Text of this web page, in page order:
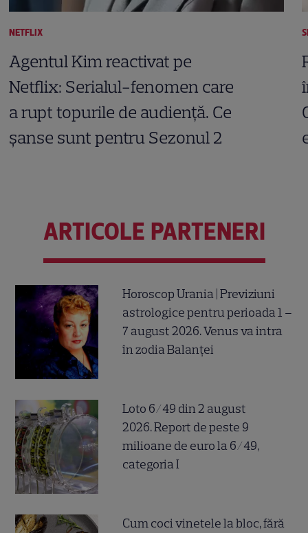
NETFLIX
Agentul Kim reactivat pe
Netflix: Serialul-fenomen care
a rupt topurile de audiență. Ce
șanse sunt pentru Sezonul 2
ARTICOLE PARTENERI
Horoscop Urania | Previziuni
astrologice pentru perioada 1 –
7 august 2026. Venus va intra
în zodia Balanței
Loto 6/49 din 2 august
2026. Report de peste 9
milioane de euro la 6/49,
categoria I
Cum coci vinetele la bloc, fără